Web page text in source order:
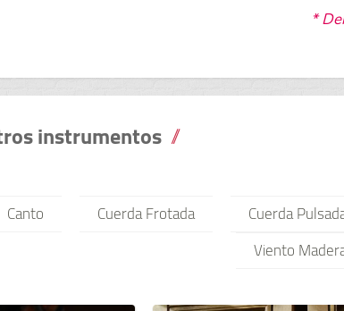
*
instrumentos
Canto Cuerda Frotada Cuerda
Viento